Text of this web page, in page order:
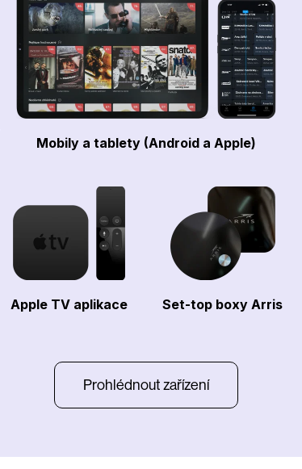
Mobily a tablety (Android a Apple)
Apple TV aplikace Set-top boxy Arris
Prohlédnout zařízení